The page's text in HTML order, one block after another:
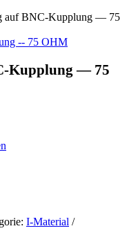
auf BNC-Kupplung — 75
Kupplung — 75
I-Material